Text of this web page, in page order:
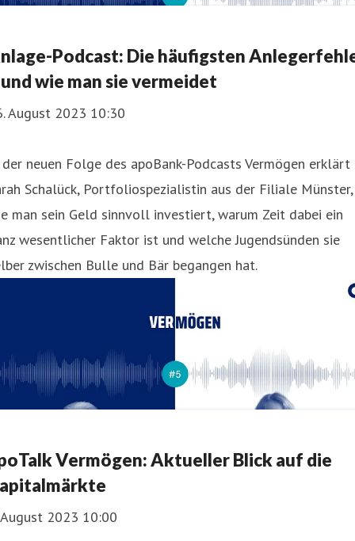
Podcast: Die häufigsten
wie man sie vermeidet
August 2023 10:30
neuen Folge des apoBank-Podcasts Vermögen erklärt
Schalück, Portfoliospezialistin aus der Filiale Münster,
man sein Geld sinnvoll investiert, warum Zeit dabei ein
wesentlicher Faktor ist und welche Jugendsünden sie
zwischen Bulle und Bär begangen hat.
Vermögen: Aktueller Blick auf die
2023 10:00